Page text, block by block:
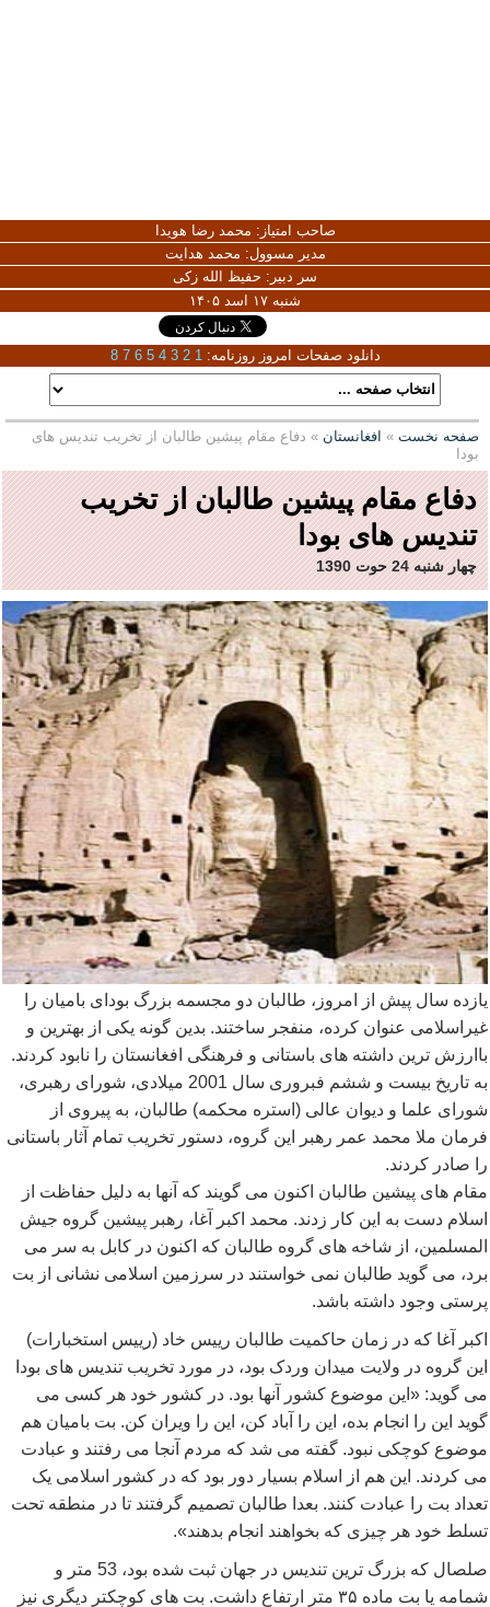
صاحب امتیاز: محمد رضا هویدا
مدیر مسوول: محمد هدایت
سر دبیر: حفیظ الله زکی
شنبه ۱۷ اسد ۱۴۰۵
دانلود صفحات امروز روزنامه: 1
2
3
4
5
6
7
8
صفحه نخست » افغانستان » دفاع مقام پیشین طالبان از تخریب تندیس های
بودا
دفاع مقام پیشین طالبان از تخریب
تندیس های بودا
چهار شنبه 24 حوت 1390
یازده سال پیش از امروز، طالبان دو مجسمه بزرگ بودای بامیان را
غیراسلامی عنوان کرده، منفجر ساختند. بدین گونه یکی از بهترین و
باارزش ترین داشته های باستانی و فرهنگی افغانستان را نابود کردند.
به تاريخ بيست و ششم فبروری سال 2001 ميلادی، شورای رهبری،
شورای علما و ديوان عالی (استره محکمه) طالبان، به پيروی از
فرمان ملا محمد عمر رهبر اين گروه، دستور تخريب تمام آثار باستانی
را صادر کردند.
مقام های پیشین طالبان اکنون می گویند که آنها به دلیل حفاظت از
اسلام دست به این کار زدند. محمد اکبر آغا، رهبر پیشین گروه جیش
المسلمین، از شاخه های گروه طالبان که اکنون در کابل به سر می
برد، می گوید طالبان نمی خواستند در سرزمین اسلامی نشانی از بت
پرستی وجود داشته باشد.
اکبر آغا که در زمان حاکمیت طالبان رییس خاد (رییس استخبارات)
این گروه در ولایت میدان وردک بود، در مورد تخریب تندیس های بودا
می گوید: «این موضوع کشور آنها بود. در کشور خود هر کسی می
گوید این را انجام بده، این را آباد کن، این را ویران کن. بت بامیان هم
موضوع کوچکی نبود. گفته می شد که مردم آنجا می رفتند و عبادت
می کردند. این هم از اسلام بسیار دور بود که در کشور اسلامی یک
تعداد بت را عبادت کنند. بعدا طالبان تصمیم گرفتند تا در منطقه تحت
تسلط خود هر چیزی که بخواهند انجام بدهند».
صلصال که بزرگ ترین تندیس در جهان ثبت شده بود، 53 متر و
شمامه یا بت ماده ٣۵ متر ارتفاع داشت. بت های کوچکتر دیگری نیز